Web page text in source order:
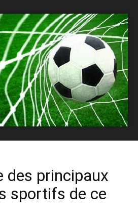
des principaux
sportifs de ce